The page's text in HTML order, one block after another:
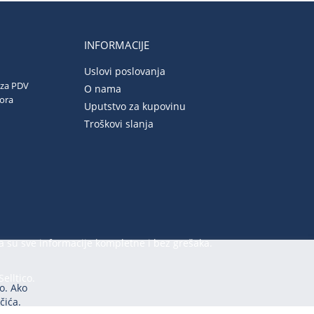
PDV
INFORMACIJE
Uslovi poslovanja
O nama
Uputstvo za kupovinu
Troškovi slanja
sve informacije kompletne i bez grešaka.
Ako